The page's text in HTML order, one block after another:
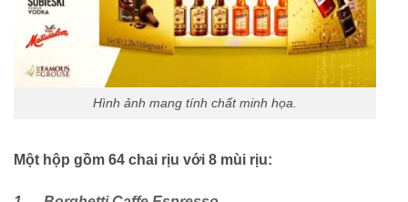
Hình ảnh mang tính chất minh họa.
Một hộp gồm 64 chai rịu với 8 mùi rịu: